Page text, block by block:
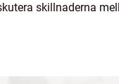
skillnaderna